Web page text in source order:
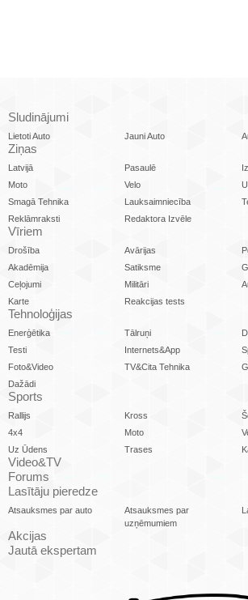
Sludinājumi
Lietoti Auto Jauni Auto
Ziņas
Latvijā Pasaulē
Moto
Velo
Smagā Tehnika
Lauksaimniecība
Reklāmraksti
Redaktora Izvēle
Vīriem
Drošība Avārijas
Akadēmija
Satiksme
Ceļojumi
Militāri
Karte
Reakcijas tests
Tehnoloģijas
Enerģētika Tālruņi
Testi
Internets&App
Foto&Video
TV&Cita Tehnika
Dažādi
Sports
Rallijs Kross
4x4
Moto
Uz Ūdens
Trases
Video&TV
Forums
Lasītāju pieredze
Atsauksmes par auto
Atsauksmes par
uzņēmumiem
Akcijas
Jautā ekspertam